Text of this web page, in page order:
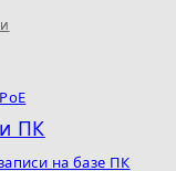
ПК
на базе ПК